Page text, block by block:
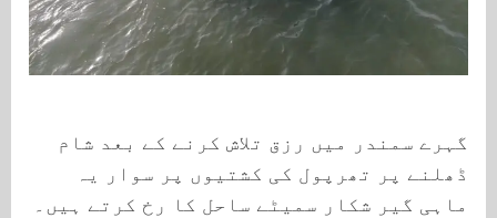
گہرے سمندر میں رزق تلاش کرنے کے بعد شام
ڈھلنے پر تھرپول کی کشتیوں پر سوار یہ
ماہی گیر شکار سمیٹے ساحل کا رخ کرتے ہیں۔